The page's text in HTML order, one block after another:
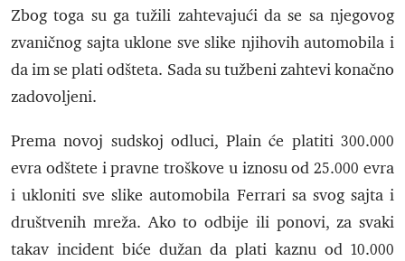
Zbog toga su ga tužili zahtevajući da se sa njegovog
zvaničnog sajta uklone sve slike njihovih automobila i
da im se plati odšteta. Sada su tužbeni zahtevi konačno
zadovoljeni.
Prema novoj sudskoj odluci, Plain će platiti 300.000
evra odštete i pravne troškove u iznosu od 25.000 evra
i ukloniti sve slike automobila Ferrari sa svog sajta i
društvenih mreža. Ako to odbije ili ponovi, za svaki
takav incident biće dužan da plati kaznu od 10.000